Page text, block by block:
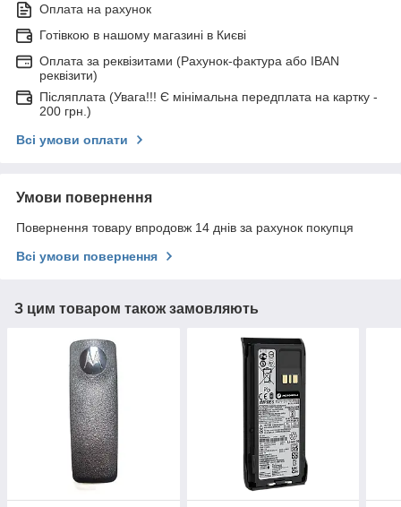
Оплата на рахунок
Готівкою в нашому магазині в Києві
Оплата за реквізитами (Рахунок-фактура або IBAN
реквізити)
Післяплата (Увага!!! Є мінімальна передплата на картку -
200 грн.)
Всі умови оплати
Умови повернення
Повернення товару впродовж 14 днів за рахунок покупця
Всі умови повернення
З цим товаром також замовляють